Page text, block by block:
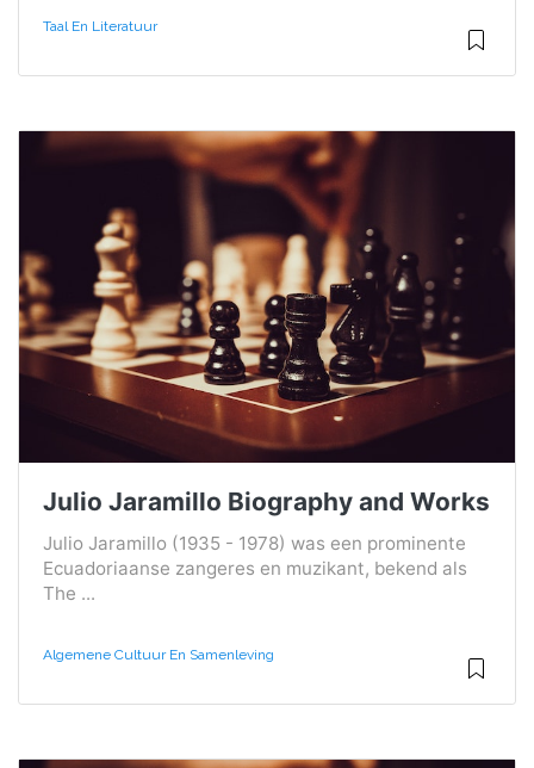
Taal En Literatuur
Julio Jaramillo Biography and Works
Julio Jaramillo (1935 - 1978) was een prominente
Ecuadoriaanse zangeres en muzikant, bekend als
The ...
Algemene Cultuur En Samenleving